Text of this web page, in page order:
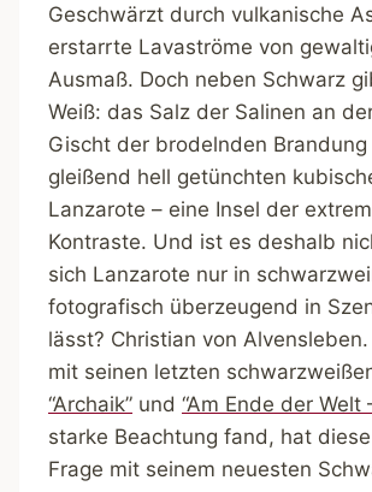
Geschwärzt durch vulkanische
erstarrte Lavaströme von
Ausmaß. Doch neben Schwarz
Weiß: das Salz der Salinen an
Gischt der brodelnden
gleißend hell getünchten
Lanzarote – eine Insel der
Kontraste. Und ist es deshalb
sich Lanzarote nur in
fotografisch überzeugend in
lässt? Christian von
mit seinen letzten
“Archaik” und “Am Ende der Welt
starke Beachtung fand, hat
Frage mit seinem neuesten